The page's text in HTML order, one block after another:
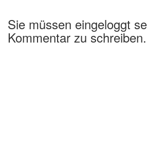
Sie müssen eingeloggt
Kommentar zu schreiben.